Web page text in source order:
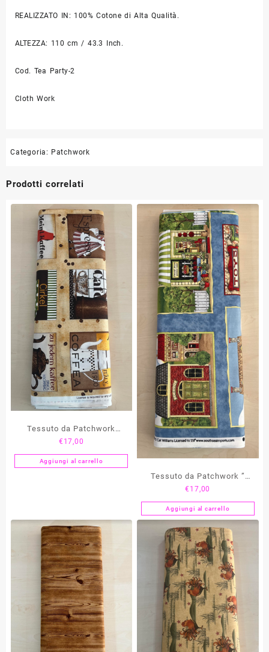
REALIZZATO IN: 100% Cotone di Alta Qualità.
ALTEZZA: 110 cm / 43.3 Inch.
Cod. Tea Party-2
Cloth Work
Categoria: Patchwork
Prodotti correlati
Tessuto da Patchwork
“Moka”
€ 17,00
Aggiungi al carrello
Tessuto da Patchwork ”
Quilting Village “
€ 17,00
Aggiungi al carrello